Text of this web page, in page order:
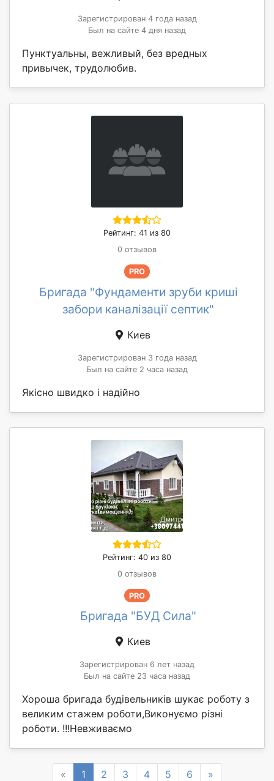
Зарегистрирован 4 года назад
Был на сайте 4 дня назад
Пунктуальны, вежливый, без вредных
привычек, трудолюбив.
Рейтинг: 41 из 80
0 отзывов
PRO
Бригада "Фундаменти зруби криші
забори каналізації септик"
Киев
Зарегистрирован 3 года назад
Был на сайте 2 часа назад
Якісно швидко і надійно
Рейтинг: 40 из 80
0 отзывов
PRO
Бригада "БУД Сила"
Киев
Зарегистрирован 6 лет назад
Был на сайте 23 часа назад
Хороша бригада будівельників шукає роботу з
великим стажем роботи,Виконуємо різні
роботи. !!!Невживаємо
« Previous
1 2 3 4 5 6 »